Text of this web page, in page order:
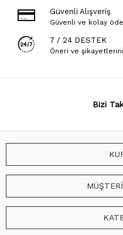
Güvenli Alışveriş
Güvenli ve kolay
7 / 24 DESTEK
Öneri ve
Bizi